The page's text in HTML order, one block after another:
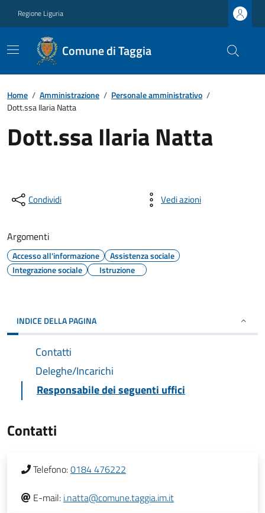
Regione Liguria
Comune di Taggia
Home / Amministrazione / Personale amministrativo /
Dott.ssa Ilaria Natta
Dott.ssa Ilaria Natta
Condividi Vedi azioni
Argomenti
Accesso all'informazione
Assistenza sociale
Integrazione sociale
Istruzione
INDICE DELLA PAGINA
Contatti
Deleghe/Incarichi
Responsabile dei seguenti uffici
Contatti
Telefono:0184 476222
E-mail: i.natta@comune.taggia.im.it